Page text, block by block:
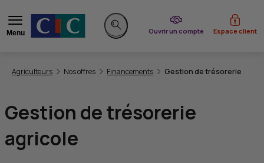
Menu
Rechercher sur le site
Ouvrir un compte
du CIC Espace client
Agriculteurs Nos offres Financements Gestion de trésorerie
Gestion de trésorerie
agricole